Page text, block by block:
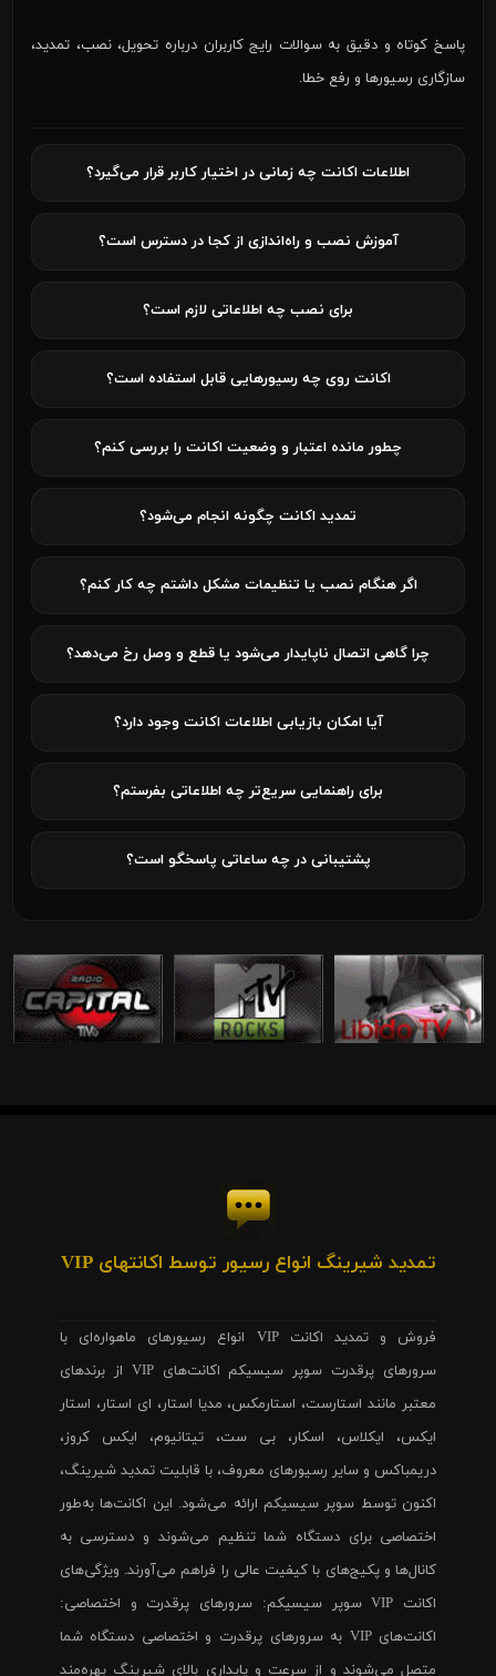
پاسخ کوتاه و دقیق به سوالات رایج کاربران درباره تحویل، نصب، تمدید،
سازگاری رسیورها و رفع خطا.
اطلاعات اکانت چه زمانی در اختیار کاربر قرار می‌گیرد؟
آموزش نصب و راه‌اندازی از کجا در دسترس است؟
برای نصب چه اطلاعاتی لازم است؟
اکانت روی چه رسیورهایی قابل استفاده است؟
چطور مانده اعتبار و وضعیت اکانت را بررسی کنم؟
تمدید اکانت چگونه انجام می‌شود؟
اگر هنگام نصب یا تنظیمات مشکل داشتم چه کار کنم؟
چرا گاهی اتصال ناپایدار می‌شود یا قطع و وصل رخ می‌دهد؟
آیا امکان بازیابی اطلاعات اکانت وجود دارد؟
برای راهنمایی سریع‌تر چه اطلاعاتی بفرستم؟
پشتیبانی در چه ساعاتی پاسخگو است؟
تمدید شیرینگ انواع رسیور توسط اکانتهای VIP
فروش و تمدید اکانت VIP انواع رسیورهای ماهواره‌ای با
سرورهای پرقدرت سوپر سیسیکم اکانت‌های VIP از برندهای
معتبر مانند استارست، استارمکس، مدیا استار، ای استار، استار
ایکس، ایکلاس، اسکار، بی ست، تیتانیوم، ایکس کروز،
دریمباکس و سایر رسیورهای معروف، با قابلیت تمدید شیرینگ،
اکنون توسط سوپر سیسیکم ارائه می‌شود. این اکانت‌ها به‌طور
اختصاصی برای دستگاه شما تنظیم می‌شوند و دسترسی به
کانال‌ها و پکیج‌های با کیفیت عالی را فراهم می‌آورند. ویژگی‌های
اکانت VIP سوپر سیسیکم: سرورهای پرقدرت و اختصاصی:
اکانت‌های VIP به سرورهای پرقدرت و اختصاصی دستگاه شما
متصل می‌شوند و از سرعت و پایداری بالای شیرینگ بهره‌مند